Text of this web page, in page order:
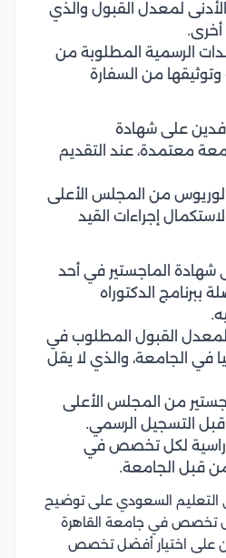
الأدنى لمعدل القبول والذي
أخرى.
الرسمية المطلوبة من
وتوثيقها من السفارة
على شهادة
معتمدة، عند التقديم
من المجلس الأعلى
إجراءات القيد
شهادة الماجستير في أحد
ببرنامج الدكتوراه
لمعدل القبول المطلوب في
في الجامعة، والذي لا يقل
من المجلس الأعلى
التسجيل الرسمي.
لكل تخصص في
من قبل الجامعة.
السعودي على توضيح
تخصص في جامعة القاهرة
على اختيار أفضل تخصص